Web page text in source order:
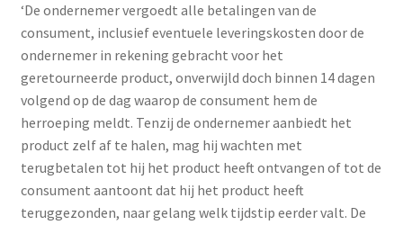
‘De ondernemer vergoedt alle betalingen van de
consument, inclusief eventuele leveringskosten door de
ondernemer in rekening gebracht voor het
geretourneerde product, onverwijld doch binnen 14 dagen
volgend op de dag waarop de consument hem de
herroeping meldt. Tenzij de ondernemer aanbiedt het
product zelf af te halen, mag hij wachten met
terugbetalen tot hij het product heeft ontvangen of tot de
consument aantoont dat hij het product heeft
teruggezonden, naar gelang welk tijdstip eerder valt. De